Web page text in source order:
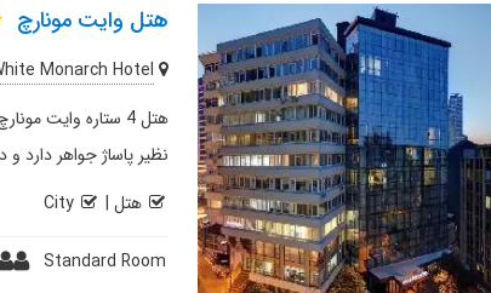
هتل وایت مونارچ
Monarch Hotel
هتل 4 ستاره وایت
نظیر پاساژ جواهر دارد
هتل |
City
Standard Room